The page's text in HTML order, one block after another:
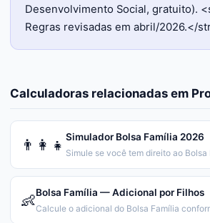
Desenvolvimento Social, gratuito).
Regras revisadas em abril/2026.</
Calculadoras relacionadas em
👨‍👩‍👧 Simulador Bolsa Família 2026
👶Bolsa Família — Adicional por Filhos